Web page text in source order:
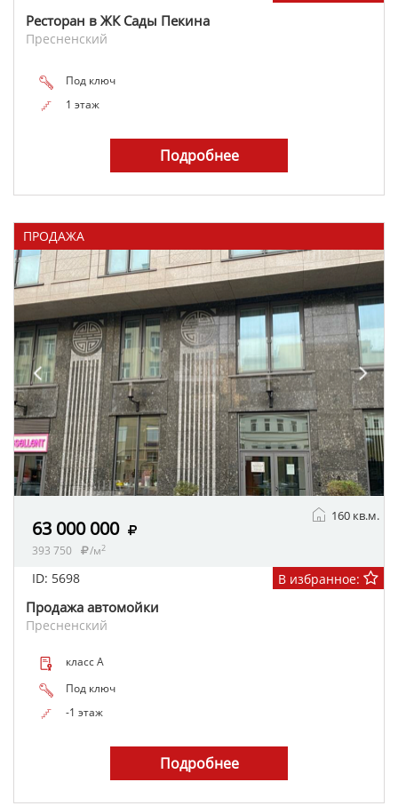
Ресторан в ЖК Сады Пекина
Пресненский
Под ключ
1 этаж
Подробнее
ПРОДАЖА
63 000 000
393 750 /м2
160 кв.м.
Продажа автомойки
Пресненский
ID: 5698 В избранное:
класс A
Под ключ
-1 этаж
Подробнее